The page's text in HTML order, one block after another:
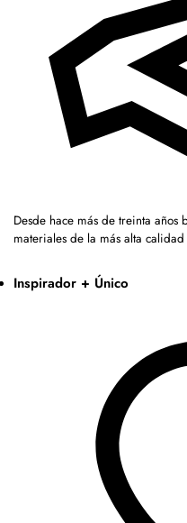
Desde hace más de treinta años
materiales de la más alta
Inspirador + Único